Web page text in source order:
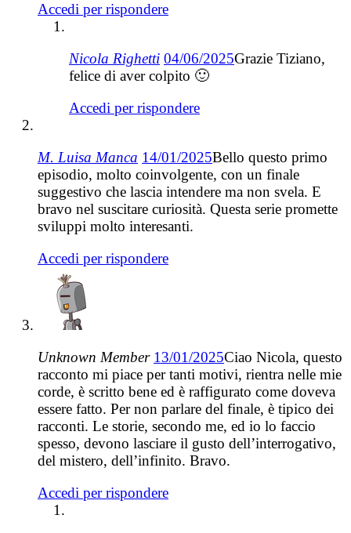
Accedi per rispondere
Nicola Righetti 04/06/2025Grazie Tiziano,
felice di aver colpito 🙂
Accedi per rispondere
M. Luisa Manca 14/01/2025Bello questo primo
episodio, molto coinvolgente, con un finale
suggestivo che lascia intendere ma non svela. E
bravo nel suscitare curiosità. Questa serie promette
sviluppi molto interesanti.
Accedi per rispondere
Unknown Member 13/01/2025Ciao Nicola, questo
racconto mi piace per tanti motivi, rientra nelle mie
corde, è scritto bene ed è raffigurato come doveva
essere fatto. Per non parlare del finale, è tipico dei
racconti. Le storie, secondo me, ed io lo faccio
spesso, devono lasciare il gusto dell’interrogativo,
del mistero, dell’infinito. Bravo.
Accedi per rispondere